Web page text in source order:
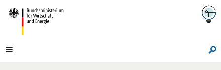
Navigation
Hauptmenü